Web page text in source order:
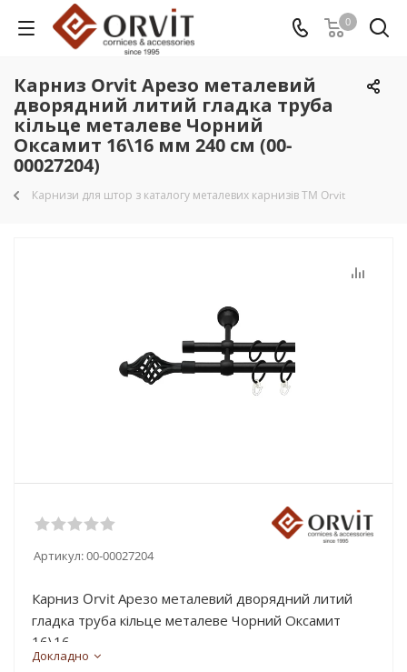
0
Карниз Orvit Арезо металевий
дворядний литий гладка труба
кільце металеве Чорний
Оксамит 16\16 мм 240 см (00-
00027204)
Карнизи для штор з каталогу металевих карнизів TM Orvit
Артикул:00-00027204
Карниз Orvit Арезо металевий дворядний литий
гладка труба кільце металеве Чорний Оксамит
16\16...
Докладно